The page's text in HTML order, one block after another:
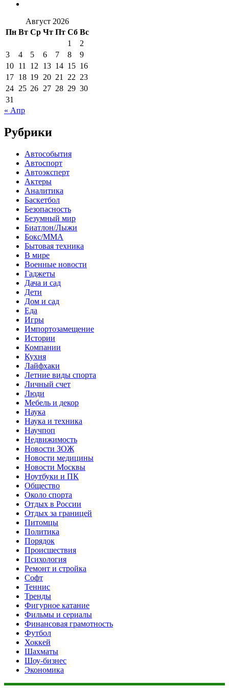
Август 2026
Пн Вт Ср Чт Пт Сб Вс
1
2
3
4 5 6 7 8
9
10 11 12 13 14 15 16
17 18 19 20 21 22 23
24 25 26 27 28 29 30
31
« Апр
Рубрики
Автособытия
Автоспорт
Автоэксперт
Актеры
Аналитика
Баскетбол
Безопасность
Безумный мир
Биатлон/Лыжи
Бокс/MMA
Бытовая техника
В мире
Военные новости
Гаджеты
Дача и сад
Дети
Дом и сад
Еда
Игры
Импортозамещение
Истории
Компании
Кухня
Лайфхаки
Летние виды спорта
Личный счет
Люди
Мебель и декор
Наука
Наука и техника
Научпоп
Недвижимость
Новости ЗОЖ
Новости медицины
Новости Москвы
Ноутбуки и ПК
Общество
Около спорта
Отдых в России
Отдых за границей
Питомцы
Политика
Порядок
Происшествия
Психология
Ремонт и стройка
Софт
Теннис
Тренды
Фигурное катание
Фильмы и сериалы
Финансовая грамотность
Футбол
Хоккей
Шахматы
Шоу-бизнес
Экономика